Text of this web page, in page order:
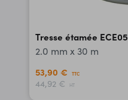
Tresse étamée ECE05
2.0 mm x 30 m
53,90 €
TTC
44,92 € HT